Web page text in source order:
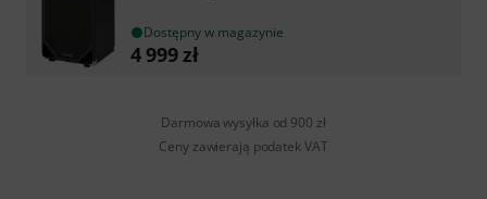
Dostępny w magazynie
4 999zł
Darmowa wysyłka od 900 zł
Ceny zawierają podatek VAT